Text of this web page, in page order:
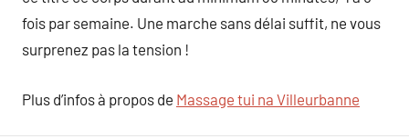
fois par semaine. Une marche sans délai suffit, ne vous
surprenez pas la tension !
Plus d’infos à propos de Massage tui na Villeurbanne